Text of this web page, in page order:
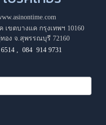
เขตบางแค กรุงเทพฯ 10160
อง จ.สุพรรณบุรี 72160
,084 914 9731